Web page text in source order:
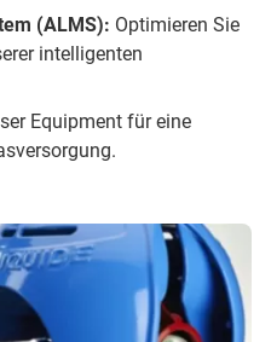
(ALMS): Optimieren Sie
intelligenten
Equipment für eine